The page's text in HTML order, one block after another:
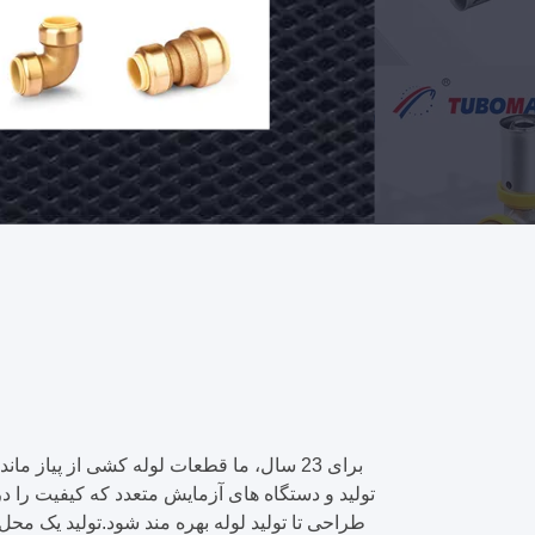
های
Pex
Al
Pex
حالا
تماس
بگیرید
تولید و دستگاه های آزمایش متعدد که کیفیت